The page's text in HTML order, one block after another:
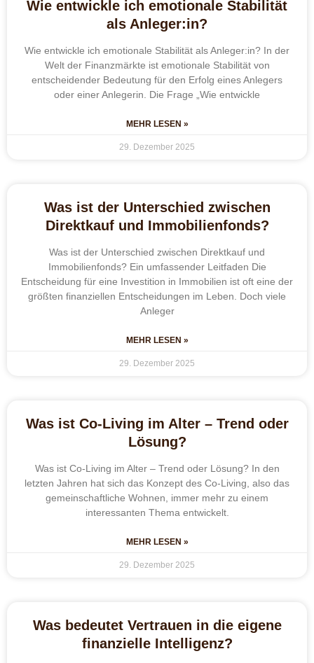
Wie entwickle ich emotionale Stabilität
als Anleger:in?
Wie entwickle ich emotionale Stabilität als Anleger:in? In der
Welt der Finanzmärkte ist emotionale Stabilität von
entscheidender Bedeutung für den Erfolg eines Anlegers
oder einer Anlegerin. Die Frage „Wie entwickle
MEHR LESEN »
29. Dezember 2025
Was ist der Unterschied zwischen
Direktkauf und Immobilienfonds?
Was ist der Unterschied zwischen Direktkauf und
Immobilienfonds? Ein umfassender Leitfaden Die
Entscheidung für eine Investition in Immobilien ist oft eine der
größten finanziellen Entscheidungen im Leben. Doch viele
Anleger
MEHR LESEN »
29. Dezember 2025
Was ist Co-Living im Alter – Trend oder
Lösung?
Was ist Co-Living im Alter – Trend oder Lösung? In den
letzten Jahren hat sich das Konzept des Co-Living, also das
gemeinschaftliche Wohnen, immer mehr zu einem
interessanten Thema entwickelt.
MEHR LESEN »
29. Dezember 2025
Was bedeutet Vertrauen in die eigene
finanzielle Intelligenz?